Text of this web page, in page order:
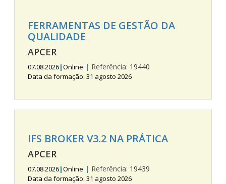
FERRAMENTAS DE GESTÃO DA
QUALIDADE
APCER
07.08.2026|Online | Referência: 19440
Data da formação: 31 agosto 2026
IFS BROKER V3.2 NA PRÁTICA
APCER
07.08.2026|Online | Referência: 19439
Data da formação: 31 agosto 2026